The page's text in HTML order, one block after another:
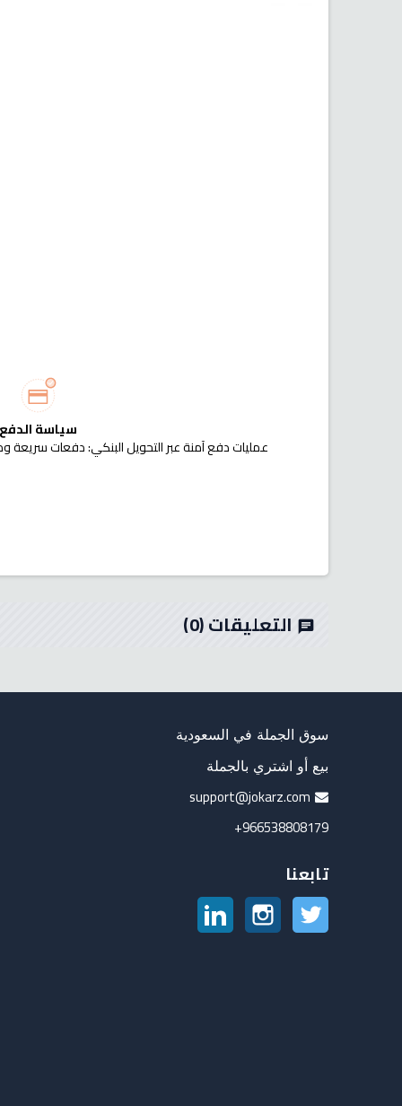
سياسة الدفع
عمليات دفع آمنة عبر التحويل البنكي: دفعات سريعة
chat التعليقات(0)
سوق الجملة في السعودية
بيع أو اشتري بالجملة
support@jokarz.com
966538808179+
تابعنا
تويتر انستغرام